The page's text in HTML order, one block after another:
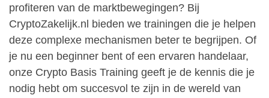
profiteren van de marktbewegingen? Bij
CryptoZakelijk.nl bieden we trainingen die je helpen
deze complexe mechanismen beter te begrijpen. Of
je nu een beginner bent of een ervaren handelaar,
onze Crypto Basis Training geeft je de kennis die je
nodig hebt om succesvol te zijn in de wereld van